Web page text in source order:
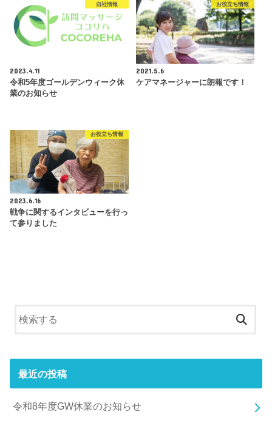
自社情報
2023.4.11
令和5年度ゴールデンウィーク休
業のお知らせ
お役立ち情報
2021.5.6
ケアマネージャーに朗報です！
お役立ち情報
2023.6.16
戦争に関するインタビューを行っ
て参りました
最近の投稿
令和8年度GW休業のお知らせ